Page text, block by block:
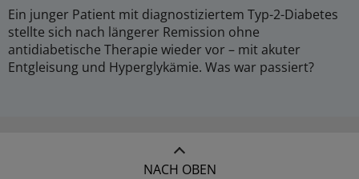
Ein junger Patient mit diagnostiziertem Typ-2-Diabetes
stellte sich nach längerer Remission ohne
antidiabetische Therapie wieder vor – mit akuter
Entgleisung und Hyperglykämie. Was war passiert?
NACH OBEN